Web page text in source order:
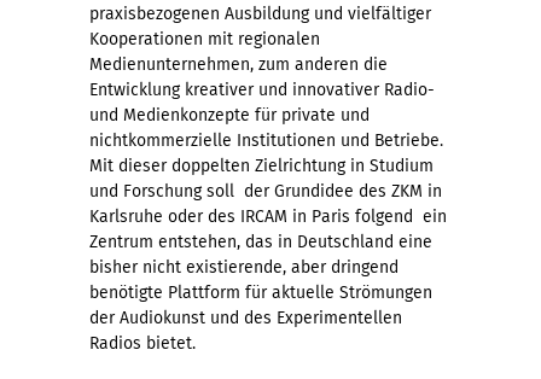
praxisbezogenen Ausbildung und vielfältiger
Kooperationen mit regionalen
Medienunternehmen, zum anderen die
Entwicklung kreativer und innovativer Radio-
und Medienkonzepte für private und
nichtkommerzielle Institutionen und Betriebe.
Mit dieser doppelten Zielrichtung in Studium
und Forschung soll  der Grundidee des ZKM in
Karlsruhe oder des IRCAM in Paris folgend  ein
Zentrum entstehen, das in Deutschland eine
bisher nicht existierende, aber dringend
benötigte Plattform für aktuelle Strömungen
der Audiokunst und des Experimentellen
Radios bietet.